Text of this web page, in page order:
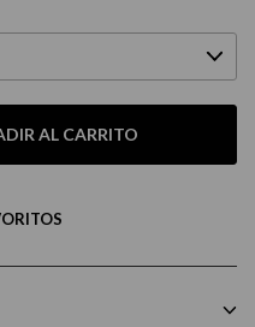
AL CARRITO